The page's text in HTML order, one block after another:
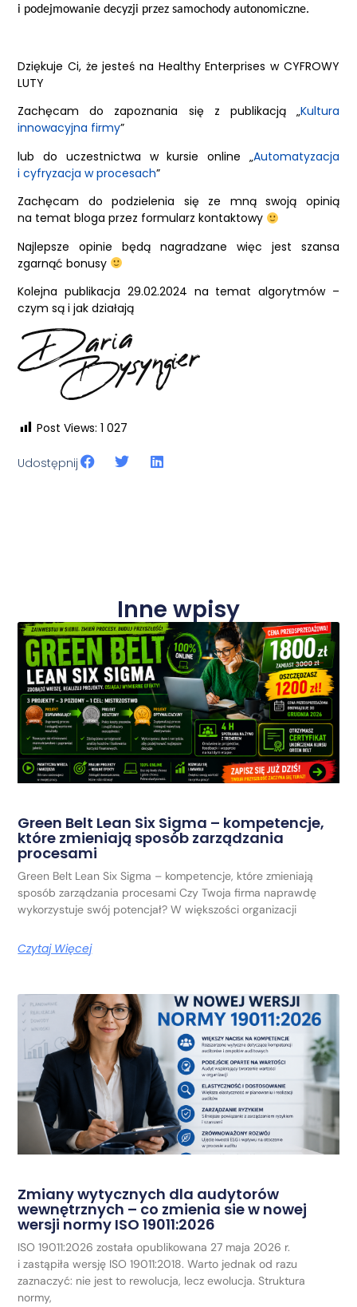
i podejmowanie decyzji przez samochody autonomiczne.
Dziękuje Ci, że jesteś na Healthy Enterprises w CYFROWY
LUTY
Zachęcam do zapoznania się z publikacją „Kultura
innowacyjna firmy”
lub do uczestnictwa w kursie online „Automatyzacja
i cyfryzacja w procesach”
Zachęcam do podzielenia się ze mną swoją opinią
na temat bloga przez formularz kontaktowy
Najlepsze opinie będą nagradzane więc jest szansa
zgarnąć bonusy
Kolejna publikacja 29.02.2024 na temat algorytmów –
czym są i jak działają
Post Views: 1 027
Udostępnij
Inne wpisy
Green Belt Lean Six Sigma – kompetencje,
które zmieniają sposób zarządzania
procesami
Green Belt Lean Six Sigma – kompetencje, które zmieniają
sposób zarządzania procesami Czy Twoja firma naprawdę
wykorzystuje swój potencjał? W większości organizacji
Czytaj Więcej
Zmiany wytycznych dla audytorów
wewnętrznych – co zmienia sie w nowej
wersji normy ISO 19011:2026
ISO 19011:2026 została opublikowana 27 maja 2026 r.
i zastąpiła wersję ISO 19011:2018. Warto jednak od razu
zaznaczyć: nie jest to rewolucja, lecz ewolucja. Struktura
normy,